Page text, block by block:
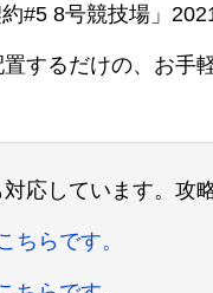
#5 8号競技場」
するだけの、お手
応しています。攻
ちらです。